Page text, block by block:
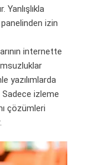
Yanlışlıkla
izin
internette
yazılımlarda
izleme
çözümleri